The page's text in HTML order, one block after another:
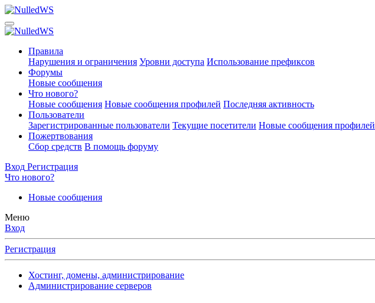
Правила
Нарушения и ограничения Уровни доступа Использование префиксов
Форумы
Новые сообщения
Что нового?
Новые сообщения Новые сообщения профилей Последняя активность
Пользователи
Зарегистрированные пользователи Текущие посетители Новые сообщения профилей
Пожертвования
Сбор средств В помощь форуму
Вход Регистрация
Что нового?
Новые сообщения
Меню
Вход
Регистрация
Хостинг, домены, администрирование
Администрирование серверов